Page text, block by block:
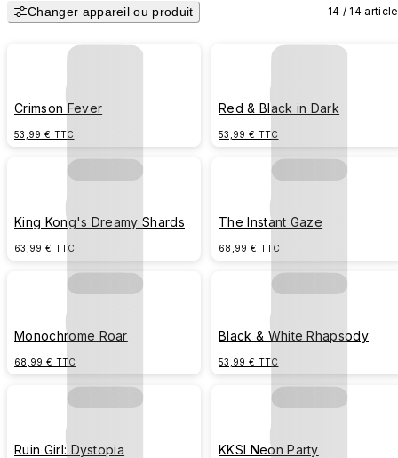
Changer appareil ou produit 14 / 14
Crimson Fever
53,99 € TTC
Red & Black in Dark
53,99 € TTC
King Kong's Dreamy Shards
63,99 € TTC
The Instant Gaze
68,99 € TTC
Monochrome Roar
68,99 € TTC
Black & White Rhapsody
53,99 € TTC
Ruin Girl: Dystopia KKSI Neon Party